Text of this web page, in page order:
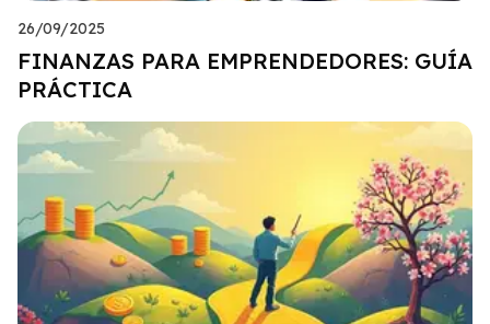
26/09/2025
FINANZAS PARA EMPRENDEDORES: GUÍA
PRÁCTICA